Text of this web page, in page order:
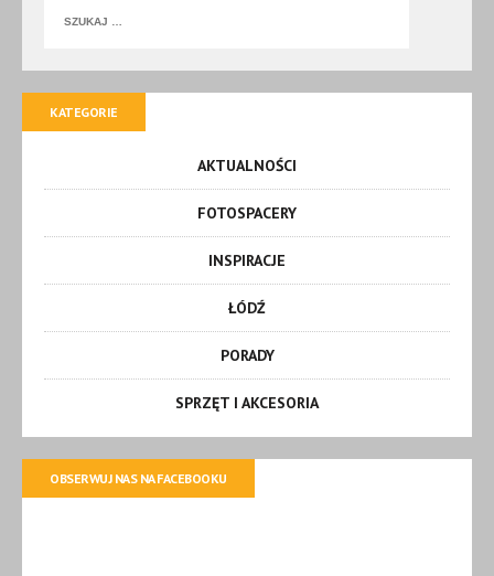
KATEGORIE
AKTUALNOŚCI
FOTOSPACERY
INSPIRACJE
ŁÓDŹ
PORADY
SPRZĘT I AKCESORIA
OBSERWUJ NAS NA FACEBOOKU